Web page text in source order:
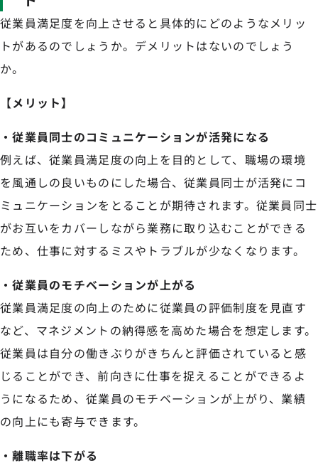
従業員満足度を向上させると具体的にどのようなメリッ
トがあるのでしょうか。デメリットはないのでしょう
か。
【メリット】
・従業員同士のコミュニケーションが活発になる
例えば、従業員満足度の向上を目的として、職場の環境
を風通しの良いものにした場合、従業員同士が活発にコ
ミュニケーションをとることが期待されます。従業員同士
がお互いをカバーしながら業務に取り込むことができる
ため、仕事に対するミスやトラブルが少なくなります。
・従業員のモチベーションが上がる
従業員満足度の向上のために従業員の評価制度を見直す
など、マネジメントの納得感を高めた場合を想定します。
従業員は自分の働きぶりがきちんと評価されていると感
じることができ、前向きに仕事を捉えることができるよ
うになるため、従業員のモチベーションが上がり、業績
の向上にも寄与できます。
・離職率は下がる